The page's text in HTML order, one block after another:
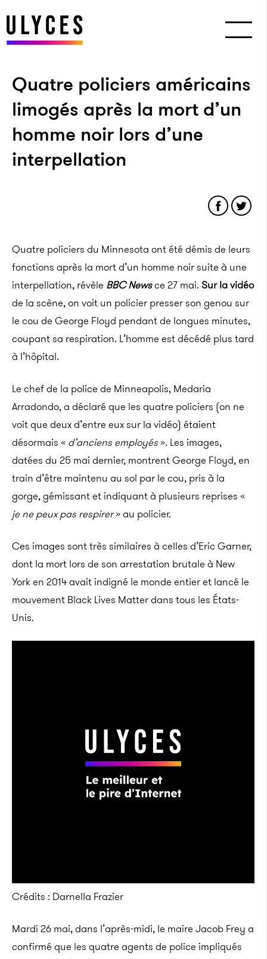
Quatre policiers américains
limogés après la mort d’un
homme noir lors d’une
interpellation
Quatre policiers du Minnesota ont été démis de leurs
fonctions après la mort d’un homme noir suite à une
interpellation, révèle BBC Newsce 27 mai. Sur la vidéo
de la scène, on voit un policier presser son genou sur
le cou de George Floyd pendant de longues minutes,
coupant sa respiration. L’homme est décédé plus tard
à l’hôpital.
Le chef de la police de Minneapolis, Medaria
Arradondo, a déclaré que les quatre policiers (on ne
voit que deux d’entre eux sur la vidéo) étaient
désormais « d’anciens employés». Les images,
datées du 25 mai dernier, montrent George Floyd, en
train d’être maintenu au sol par le cou, pris à la
gorge, gémissant et indiquant à plusieurs reprises «
je ne peux pas respirer» au policier.
Ces images sont très similaires à celles d’Eric Garner,
dont la mort lors de son arrestation brutale à New
York en 2014 avait indigné le monde entier et lancé le
mouvement Black Lives Matter dans tous les États-
Unis.
Crédits : Darnella Frazier
Mardi 26 mai, dans l’après-midi, le maire Jacob Frey a
confirmé que les quatre agents de police impliqués